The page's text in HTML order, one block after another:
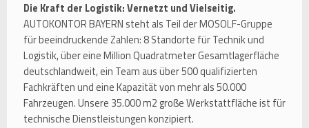
Die Kraft der Logistik: Vernetzt und Vielseitig.
AUTOKONTOR BAYERN steht als Teil der MOSOLF-Gruppe
für beeindruckende Zahlen: 8 Standorte für Technik und
Logistik, über eine Million Quadratmeter Gesamtlagerfläche
deutschlandweit, ein Team aus über 500 qualifizierten
Fachkräften und eine Kapazität von mehr als 50.000
Fahrzeugen. Unsere 35.000 m2 große Werkstattfläche ist für
technische Dienstleistungen konzipiert.